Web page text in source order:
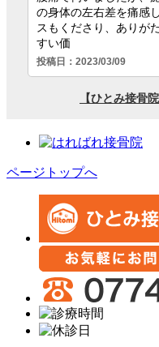
ページトップへ